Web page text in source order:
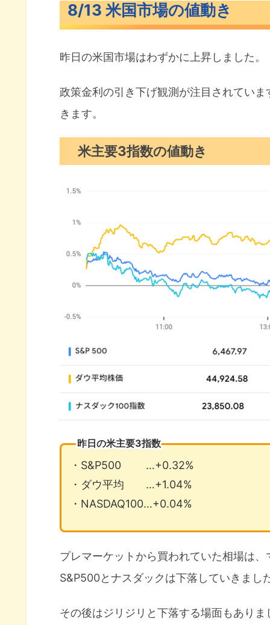
米主要3指数の値動き
S&P500ヒートマップ
セクター別パフォーマンス
米国市場のトピックス
ベッセント氏FRBに1.5％の利
8月の注目イベントについて
まとめ
8/13 米国市場の値動き
昨日の米国市場はわずかに上昇しました。
政策金利の引き下げ観測が注目されてい
きます。
米主要3指数の値動き
昨日の米主要3指数
・S&P500 …+0.32%
・ダウ平均 …+1.04%
・NASDAQ100…+0.04%
プレマーケットから買われていた相場は
S&P500とナスダックは下落していきまし
その後はジリジリと下落する場面もあり